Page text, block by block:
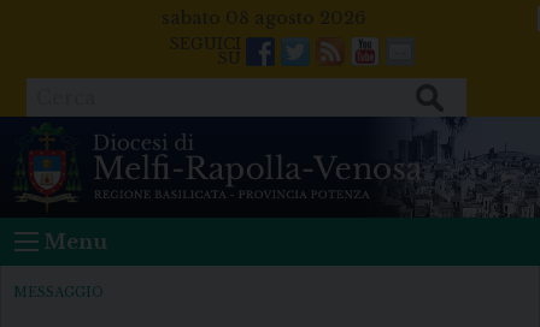
sabato 08 agosto 2026
Facebook
Twitter
FeedsYoutube
Mail
Menu
MESSAGGIO